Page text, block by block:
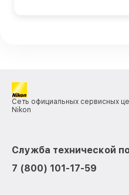
Сеть официальных сервисных
Nikon
Служба технической
7 (800) 101-17-59